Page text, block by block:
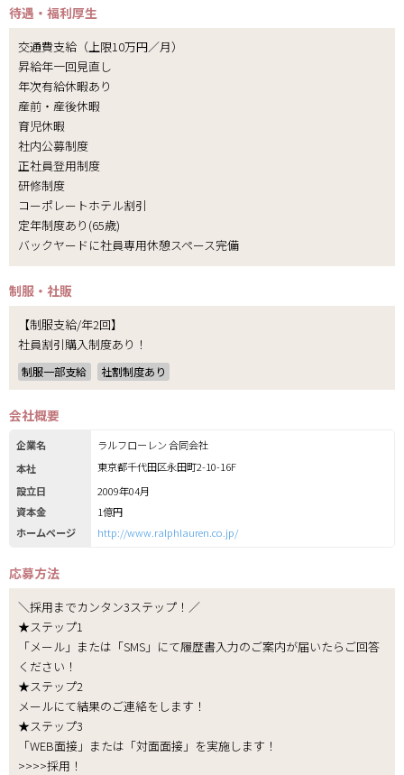
待遇・福利厚生
交通費支給（上限10万円／月）
昇給年一回見直し
年次有給休暇あり
産前・産後休暇
育児休暇
社内公募制度
正社員登用制度
研修制度
コーポレートホテル割引
定年制度あり(65歳)
バックヤードに社員専用休憩スペース完備
制服・社販
【制服支給/年2回】
社員割引購入制度あり！
制服一部支給 社割制度あり
会社概要
企業名
ラルフローレン 合同会社
本社
東京都千代田区永田町2-10-16F
設立日
2009年04月
資本金
1億円
ホームページ
http://www.ralphlauren.co.jp/
応募方法
＼採用までカンタン3ステップ！／
★ステップ1
「メール」または「SMS」にて履歴書入力のご案内が届いたらご回答
ください！
★ステップ2
メールにて結果のご連絡をします！
★ステップ3
「WEB面接」または「対面面接」を実施します！
>>>>採用！